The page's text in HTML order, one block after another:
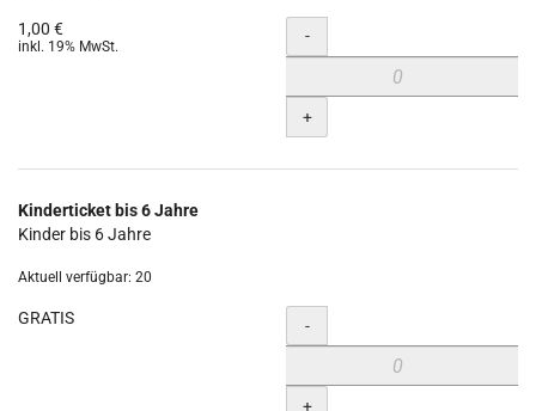
1,00 €
inkl. 19% MwSt. Menge
-
+
Kinderticket bis 6 Jahre
Kinder bis 6 Jahre
Aktuell verfügbar: 20
GRATIS Menge
-
+